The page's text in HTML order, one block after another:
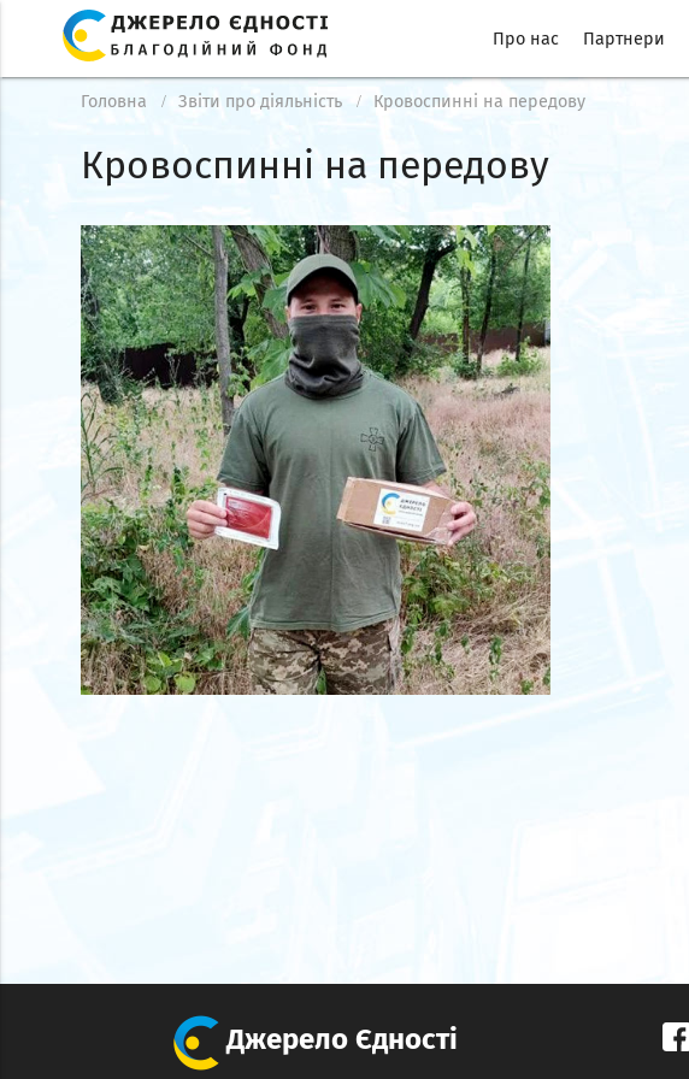
Про нас Партнери
Головна Звіти про діяльність Кровоспинні на передову
Кровоспинні на передову
Джерело Єдності